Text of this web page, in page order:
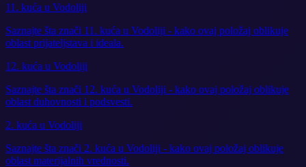
11. kuća u Vodoliji
Saznajte šta znači 11. kuća u Vodoliji - kako ovaj položaj oblikuje
oblast prijateljstava i ideala.
12. kuća u Vodoliji
Saznajte šta znači 12. kuća u Vodoliji - kako ovaj položaj oblikuje
oblast duhovnosti i podsvesti.
2. kuća u Vodoliji
Saznajte šta znači 2. kuća u Vodoliji - kako ovaj položaj oblikuje
oblast materijalnih vrednosti.